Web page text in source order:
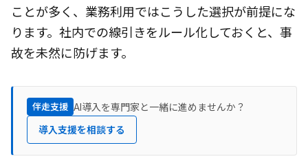
ことが多く、業務利用ではこうした選択が前提にな
ります。社内での線引きをルール化しておくと、事
故を未然に防げます。
伴走支援 AI導入を専門家と一緒に進めませんか？
導入支援を相談する